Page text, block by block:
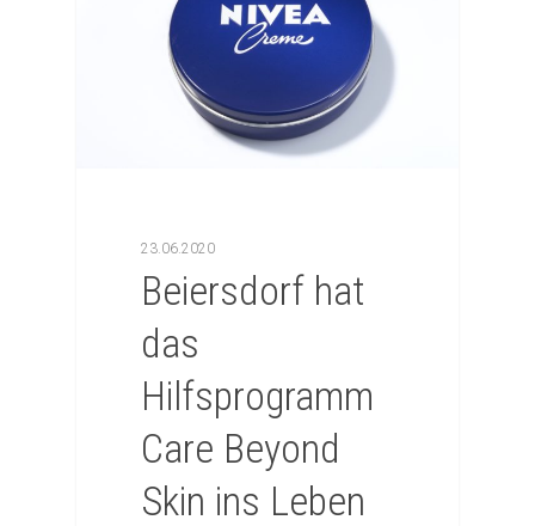
23.06.2020
Beiersdorf hat
das
Hilfsprogramm
Care Beyond
Skin ins Leben